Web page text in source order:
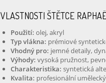
VLASTNOSTI ŠTĚTCE
Použití: olej, akryl
Typ vlákna: prémiové
Vhodný pro: jemné detaily,
Výhody: vysoká pružnost,
Charakteristika: syntetická
Kvalita: profesionální